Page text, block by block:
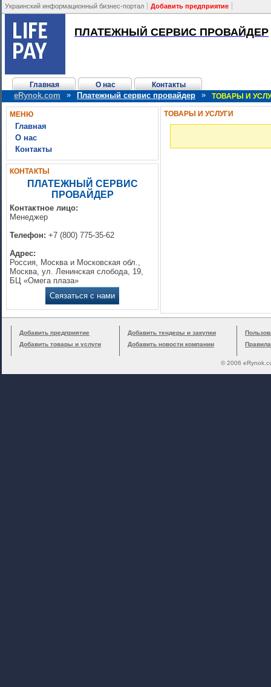
Украинский информационный бизнес-портал Добавить предприятие
ПЛАТЕЖНЫЙ СЕРВИС ПРОВАЙДЕР
Главная О нас Контакты
eRynok.com » Платежный сервис провайдер » ТОВАРЫ И
МЕНЮ
Главная
О нас
Контакты
КОНТАКТЫ
ПЛАТЕЖНЫЙ СЕРВИС
ПРОВАЙДЕР
Контактное лицо:
Менеджер
Телефон: +7 (800) 775-35-62
Адрес:
Россия, Москва и Московская обл.,
Москва, ул. Ленинская слобода, 19,
БЦ «Омега плаза»
Связаться с нами
ТОВАРЫ И УСЛУГИ
Добавить предприятие
Добавить товары и услуги
Добавить тендеры и закупки
Добавить новости компании
© 2006